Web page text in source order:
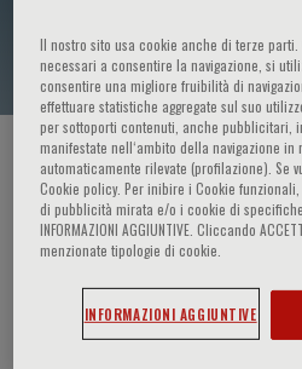
Serge Perrot
HOME PAGE / CORSI ED EVENTI
Serge Perrot
Il nostro sito usa cookie anche di terze
necessari a consentire la navigazione, si
consentire una migliore fruibilità di
effettuare statistiche aggregate sul suo
per sottoporti contenuti, anche pubblicitari,
manifestate nell‘ambito della navigazione
automaticamente rilevate (profilazione). Se
Cookie policy. Per inibire i Cookie
di pubblicità mirata e/o i cookie di
INFORMAZIONI AGGIUNTIVE. Cliccando
menzionate tipologie di cookie.
INFORMAZIONI AGGIUNTIVE